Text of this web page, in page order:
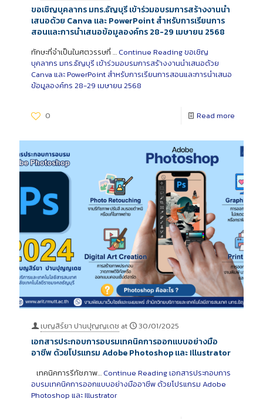
ขอเชิญบุคลากร มทร.ธัญบุรี เข้าร่วมอบรมการสร้างงานนำ
เสนอด้วย Canva และ PowerPoint สำหรับการเรียนการ
สอนและการนำเสนอข้อมูลองค์กร 28-29 เมษายน 2568
ทักษะที่จำเป็นในศตวรรษที่ … Continue Readingขอเชิญ
บุคลากร มทร.ธัญบุรี เข้าร่วมอบรมการสร้างงานนำเสนอด้วย
Canva และ PowerPoint สำหรับการเรียนการสอนและการนำเสนอ
ข้อมูลองค์กร 28-29 เมษายน 2568
0 Read more
เบญสิร์ยา ปานปุญญเดช at 30/01/2025
เอกสารประกอบการอบรมเทคนิคการออกแบบอย่างมือ
อาชีพ ด้วยโปรแกรม Adobe Photoshop และ Illustrator
เทคนิคการรีทัชภาพ… Continue Readingเอกสารประกอบการ
อบรมเทคนิคการออกแบบอย่างมืออาชีพ ด้วยโปรแกรม Adobe
Photoshop และ Illustrator